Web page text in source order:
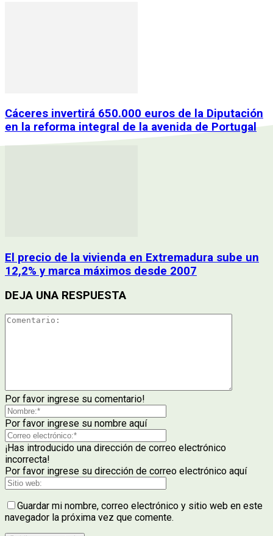
Cáceres invertirá 650.000 euros de la Diputación
en la reforma integral de la avenida de Portugal
El precio de la vivienda en Extremadura sube un
12,2% y marca máximos desde 2007
DEJA UNA RESPUESTA
Por favor ingrese su comentario!
Por favor ingrese su nombre aquí
¡Has introducido una dirección de correo electrónico
incorrecta!
Por favor ingrese su dirección de correo electrónico aquí
Guardar mi nombre, correo electrónico y sitio web en este
navegador la próxima vez que comente.